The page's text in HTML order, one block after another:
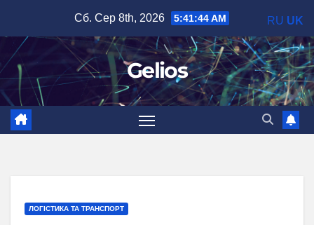
вмісту
Сб. Сер 8th, 2026 5:41:45 AM
Gelios
ЛОГІСТИКА ТА ТРАНСПОРТ
RU UK